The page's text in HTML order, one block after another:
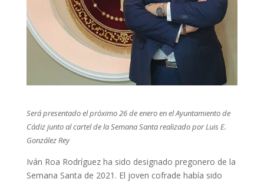
Será presentado el próximo 26 de enero en el Ayuntamiento de
Cádiz junto al cartel de la Semana Santa realizado por Luis E.
González Rey
Iván Roa Rodríguez ha sido designado pregonero de la
Semana Santa de 2021. El joven cofrade había sido